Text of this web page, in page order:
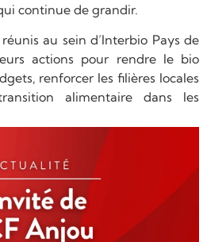
continue de grandir.
au sein d’Interbio Pays de
actions pour rendre le bio
renforcer les filières locales
alimentaire dans les